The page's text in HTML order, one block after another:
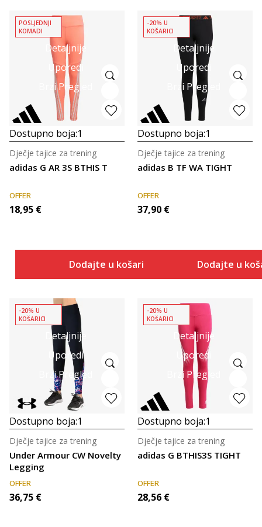
Detaljnije
Uporedi
Brzi Pregled
POSLJEDNJI
KOMADI
Dostupno boja:1
adidas G AR 3S BTHIS T
Dječje tajice za trening
OFFER
18,95 €
Dodajte u košaricu
Detaljnije
Uporedi
Brzi Pregled
-20% U
KOŠARICI
Dostupno boja:1
adidas B TF WA TIGHT
Dječje tajice za trening
OFFER
37,90 €
Dodajte u
Detaljnije
Uporedi
Brzi Pregled
-20% U
KOŠARICI
Dostupno boja:1
Under Armour CW Novelty
Legging
Dječje tajice za trening
OFFER
36,75 €
Detaljnije
Uporedi
Brzi Pregled
-20% U
KOŠARICI
Dostupno boja:1
adidas G BTHIS3S TIGHT
Dječje tajice za trening
OFFER
28,56 €